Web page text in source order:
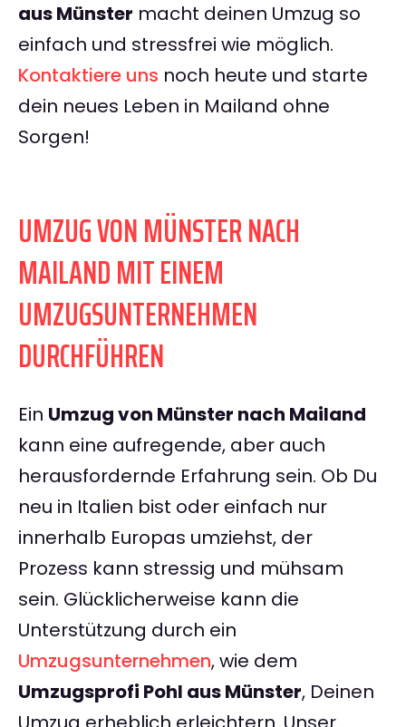
aus Münster macht deinen Umzug so
einfach und stressfrei wie möglich.
Kontaktiere uns noch heute und starte
dein neues Leben in Mailand ohne
Sorgen!
UMZUG VON MÜNSTER NACH
MAILAND MIT EINEM
UMZUGSUNTERNEHMEN
DURCHFÜHREN
Ein Umzug von Münster nach Mailand
kann eine aufregende, aber auch
herausfordernde Erfahrung sein. Ob Du
neu in Italien bist oder einfach nur
innerhalb Europas umziehst, der
Prozess kann stressig und mühsam
sein. Glücklicherweise kann die
Unterstützung durch ein
Umzugsunternehmen, wie dem
Umzugsprofi Pohl aus Münster, Deinen